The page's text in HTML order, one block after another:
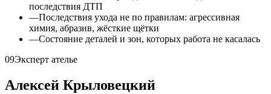
последствия ДТП
—Последствия ухода не по правилам: агрессивная
химия, абразив, жёсткие щётки
—Состояние деталей и зон, которых работа не касалась
09Эксперт ателье
Алексей Крыловецкий